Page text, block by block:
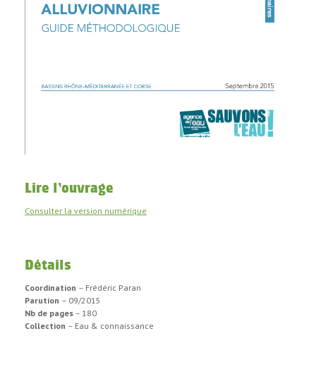
Lire l’ouvrage
Consulter la version numérique
Détails
Coordination – Frédéric Paran
Parution – 09/2015
Nb de pages – 180
Collection – Eau & connaissance